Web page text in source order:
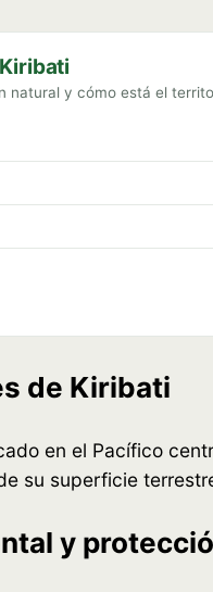
natural y cómo está el
de Kiribati
en el Pacífico
su superficie
y